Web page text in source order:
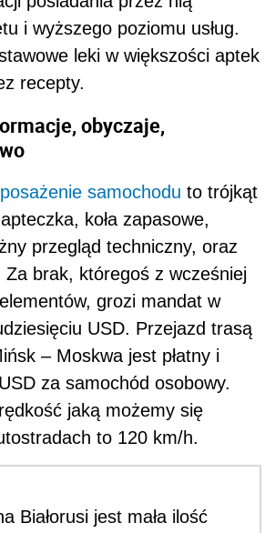
i wyższego poziomu usług.
leki w większości aptek
recepty.
obyczaje,
samochodu to trójkąt
koła zapasowe,
przegląd techniczny, oraz
Za brak, któregoś z wcześniej
grozi mandat w
USD. Przejazd trasą
– Moskwa jest płatny i
za samochód osobowy.
jaką możemy się
to 120 km/h.
Białorusi jest mała ilość